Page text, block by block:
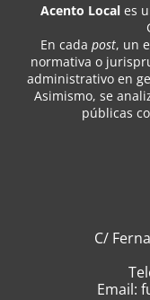
Acento Local es
En cada post, un
normativa o
administrativo en
Asimismo, se
públicas
C/
Email: